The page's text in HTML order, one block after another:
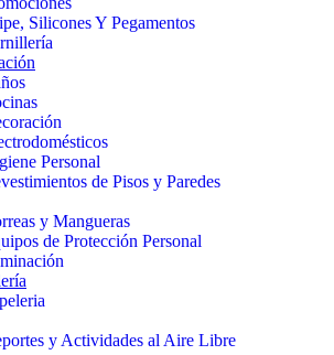
Silicones Y Pegamentos
Personal
de Pisos y Paredes
y Mangueras
de Protección Personal
y Actividades al Aire Libre